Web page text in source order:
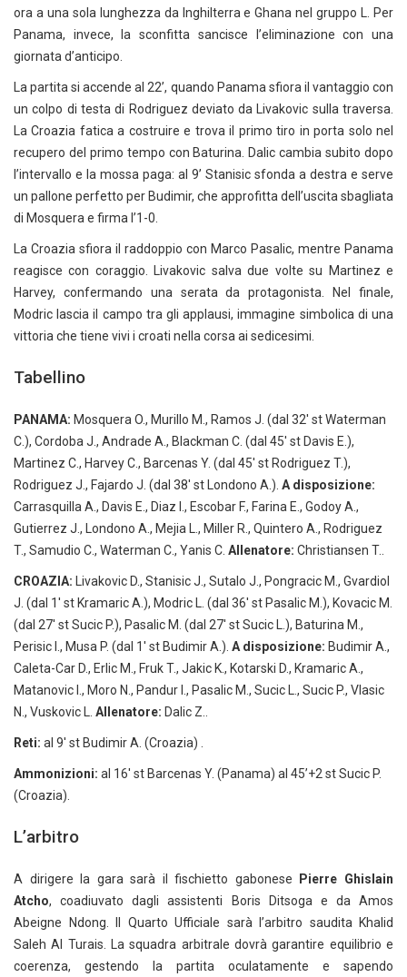
ora a una sola lunghezza da Inghilterra e Ghana nel gruppo L. Per
Panama, invece, la sconfitta sancisce l’eliminazione con una
giornata d’anticipo.
La partita si accende al 22’, quando Panama sfiora il vantaggio con
un colpo di testa di Rodriguez deviato da Livakovic sulla traversa.
La Croazia fatica a costruire e trova il primo tiro in porta solo nel
recupero del primo tempo con Baturina. Dalic cambia subito dopo
l’intervallo e la mossa paga: al 9’ Stanisic sfonda a destra e serve
un pallone perfetto per Budimir, che approfitta dell’uscita sbagliata
di Mosquera e firma l’1-0.
La Croazia sfiora il raddoppio con Marco Pasalic, mentre Panama
reagisce con coraggio. Livakovic salva due volte su Martinez e
Harvey, confermando una serata da protagonista. Nel finale,
Modric lascia il campo tra gli applausi, immagine simbolica di una
vittoria che tiene vivi i croati nella corsa ai sedicesimi.
Tabellino
PANAMA: Mosquera O., Murillo M., Ramos J. (dal 32′ st Waterman
C.), Cordoba J., Andrade A., Blackman C. (dal 45′ st Davis E.),
Martinez C., Harvey C., Barcenas Y. (dal 45′ st Rodriguez T.),
Rodriguez J., Fajardo J. (dal 38′ st Londono A.). A disposizione:
Carrasquilla A., Davis E., Diaz I., Escobar F., Farina E., Godoy A.,
Gutierrez J., Londono A., Mejia L., Miller R., Quintero A., Rodriguez
T., Samudio C., Waterman C., Yanis C. Allenatore: Christiansen T..
CROAZIA: Livakovic D., Stanisic J., Sutalo J., Pongracic M., Gvardiol
J. (dal 1′ st Kramaric A.), Modric L. (dal 36′ st Pasalic M.), Kovacic M.
(dal 27′ st Sucic P.), Pasalic M. (dal 27′ st Sucic L.), Baturina M.,
Perisic I., Musa P. (dal 1′ st Budimir A.). A disposizione: Budimir A.,
Caleta-Car D., Erlic M., Fruk T., Jakic K., Kotarski D., Kramaric A.,
Matanovic I., Moro N., Pandur I., Pasalic M., Sucic L., Sucic P., Vlasic
N., Vuskovic L. Allenatore: Dalic Z..
Reti: al 9′ st Budimir A. (Croazia) .
Ammonizioni: al 16′ st Barcenas Y. (Panama) al 45’+2 st Sucic P.
(Croazia).
L’arbitro
A dirigere la gara sarà il fischietto gabonese
Pierre Ghislain
Atcho, coadiuvato dagli assistenti Boris Ditsoga e da Amos
Abeigne Ndong. Il Quarto Ufficiale sarà l’arbitro saudita Khalid
Saleh Al Turais. La squadra arbitrale dovrà garantire equilibrio e
coerenza, gestendo la partita oculatamente e sapendo